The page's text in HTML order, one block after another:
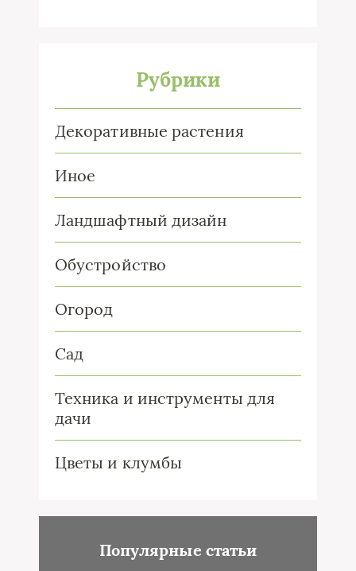
Рубрики
Декоративные растения
Иное
Ландшафтный дизайн
Обустройство
Огород
Сад
Техника и инструменты для
дачи
Цветы и клумбы
Популярные статьи